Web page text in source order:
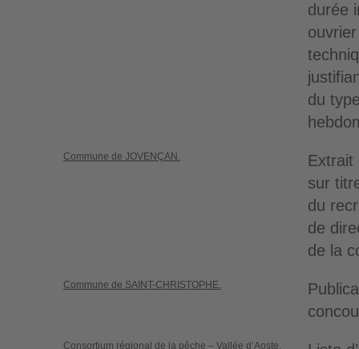
durée
du
Commune de JOVENÇAN.
Extrait
sur
du
de
de la
Commune de SAINT-CHRISTOPHE.
Consortium régional de la pêche – Vallée d’Aoste.